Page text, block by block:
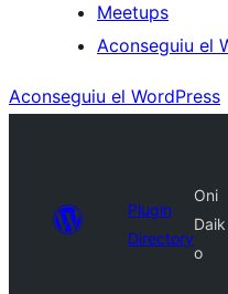
Meetups
Aconseguiu el
Aconseguiu el WordPress
Plugin
Directory
Oni
Daik
o